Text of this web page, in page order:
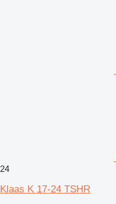
24
Klaas K 17-24 TSHR